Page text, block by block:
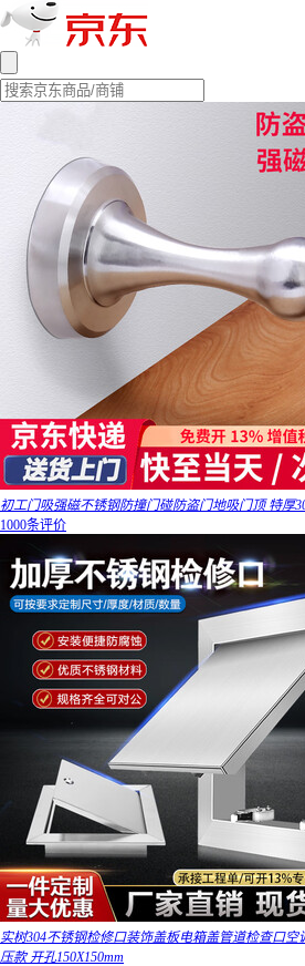
初工门吸强磁不锈钢防撞门碰防盗门地吸门顶 特厚
1000条评价
实树304不锈钢检修口装饰盖板电箱盖管道检查口
压款 开孔150X150mm